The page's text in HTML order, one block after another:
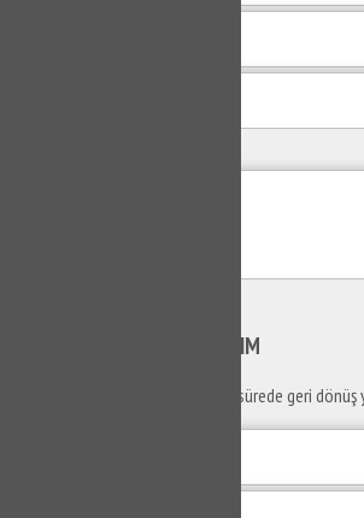
ARAYALIM
Telefon numaranızı bırakın en kısa sürede geri dönüş